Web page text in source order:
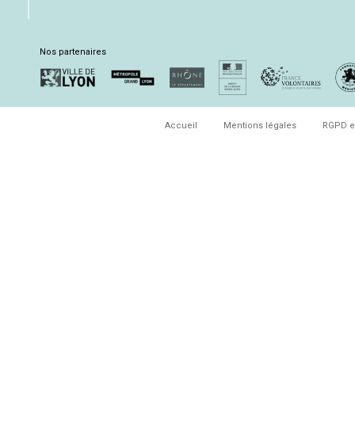
Nos partenaires
Accueil Mentions légales RGPD